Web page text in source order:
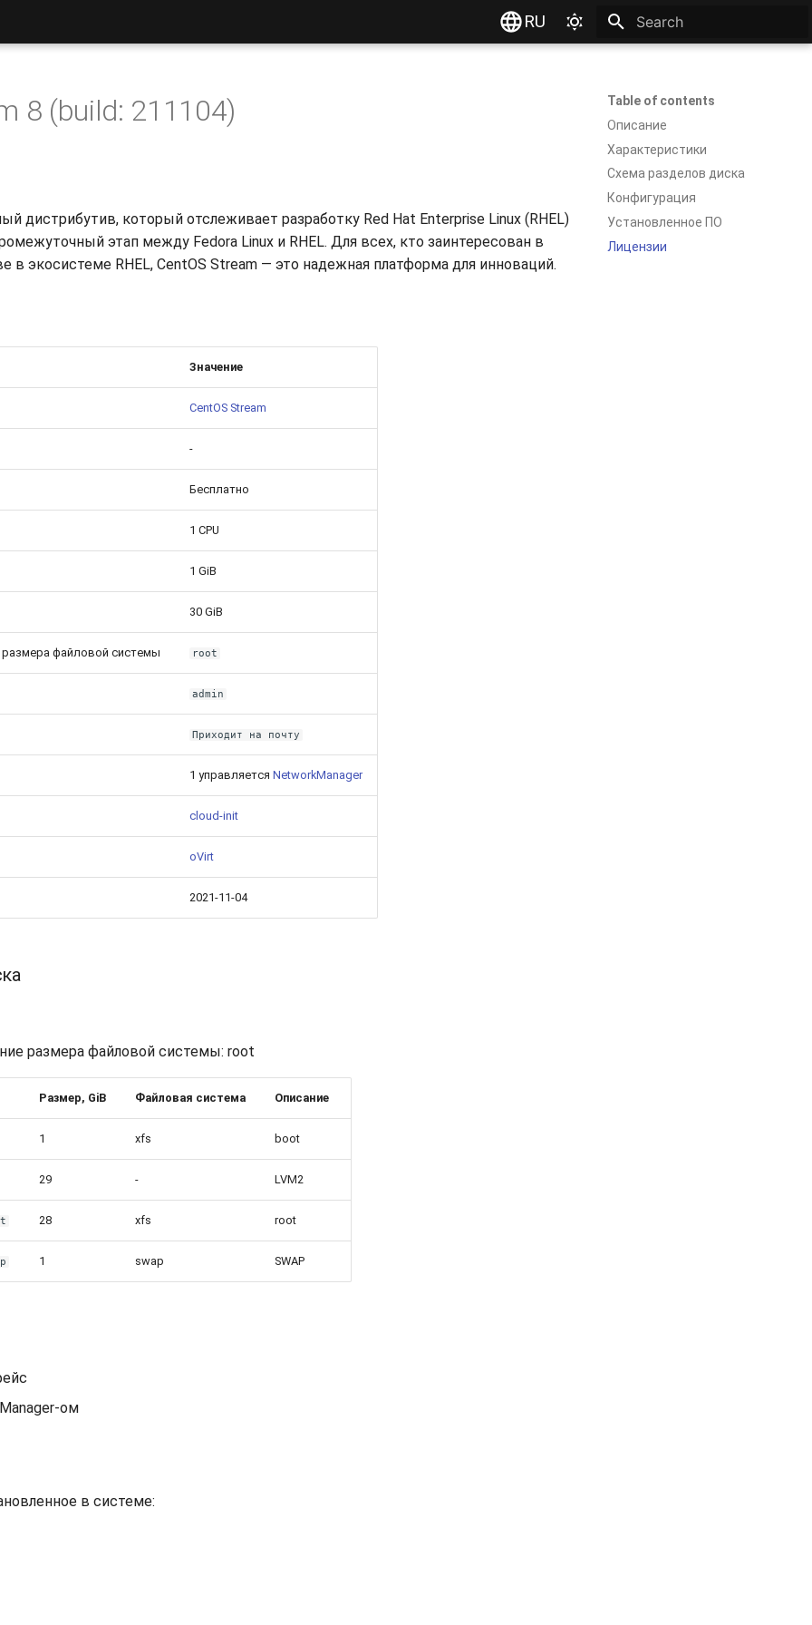
RU
Table of contents
Описание
Характеристики
Схема разделов диска
Конфигурация
Установленное ПО
Лицензии
8 (build: 211104)
дистрибутив, который отслеживает разработку Red Hat Enterprise Linux (RHEL)
этап между Fedora Linux и RHEL. Для всех, кто заинтересован в
в экосистеме RHEL, CentOS Stream — это надежная платформа для инноваций.
Значение
CentOS Stream
-
Бесплатно
1 CPU
1 GiB
30 GiB
файловой системы root
admin
Приходит на почту
1 управляется NetworkManager
cloud-init
oVirt
2021-11-04
размера файловой системы: root
Размер, GiB Файловая система Описание
1 xfs boot
29 - LVM2
28 xfs root
1 swap SWAP
ом
в системе: